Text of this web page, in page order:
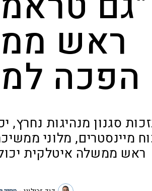
ראש
הפכה
סגנון מנהיגות
מיינסטרים, מלוני
ראש ממשלה איטלקית